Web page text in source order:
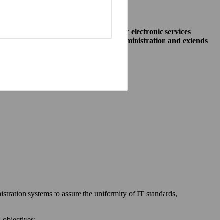
allow public institutions make their electronic services
to different systems of public administration and extends
between:
systems to assure the uniformity of IT standards,